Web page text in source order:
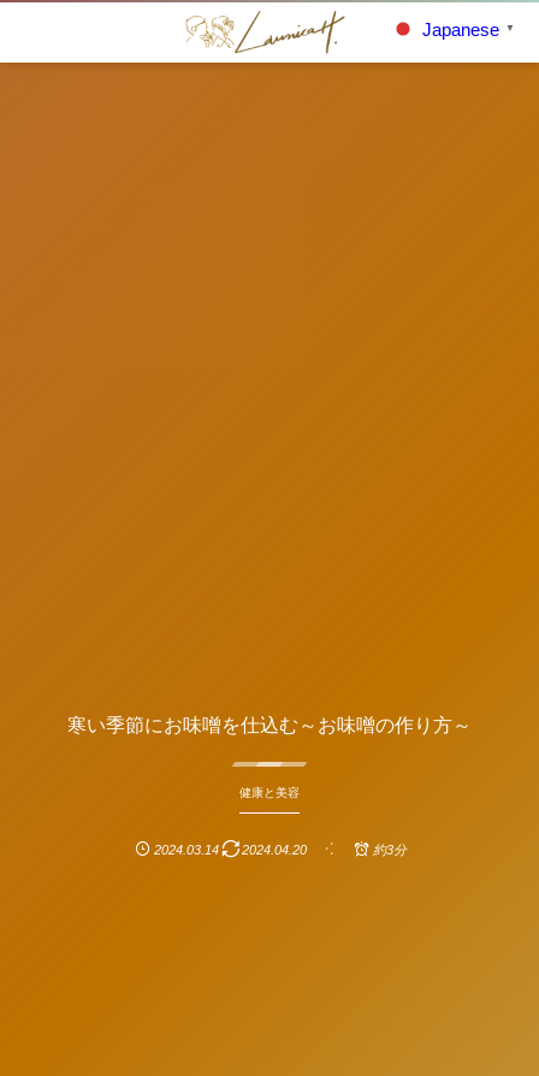
寒い季節にお味噌を仕込む～お味噌の作り方～
健康と美容
2024.03.14 2024.04.20 約3分
Japanese ▼